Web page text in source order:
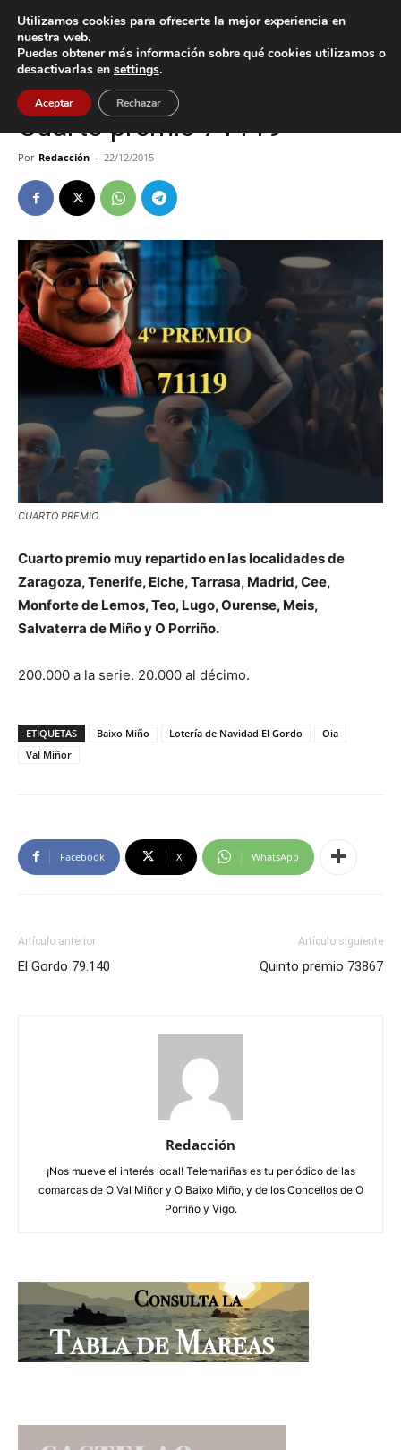
Inicio Oia
Oia
Cuarto premio 71119
Por Redacción - 22/12/2015
CUARTO PREMIO
Cuarto premio muy repartido en las localidades de
Zaragoza, Tenerife, Elche, Tarrasa, Madrid, Cee,
Monforte de Lemos, Teo, Lugo, Ourense, Meis,
Salvaterra de Miño y O Porriño.
200.000 a la serie. 20.000 al décimo.
ETIQUETAS Baixo Miño Lotería de Navidad El Gordo
Oia
Val Miñor
Facebook X WhatsApp
Artículo anterior
El Gordo 79.140
Artículo siguiente
Quinto premio 73867
Redacción
¡Nos mueve el interés local! Telemariñas es tu periódico de las
comarcas de O Val Miñor y O Baixo Miño, y de los Concellos de O
Porriño y Vigo.
Utilizamos cookies para ofrecerte la mejor experiencia en
nuestra web.
Puedes obtener más información sobre qué cookies utilizamos o
desactivarlas en settings.
Aceptar Rechazar